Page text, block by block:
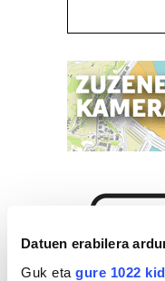
Datuen erabilera
Guk eta gure 1022